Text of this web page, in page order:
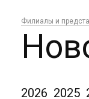
Филиалы и
2026 2025